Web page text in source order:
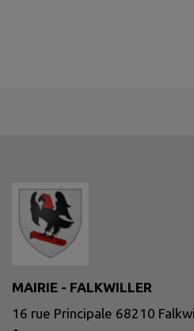
MAIRIE - FALKWILLER
16 rue Principale 68210